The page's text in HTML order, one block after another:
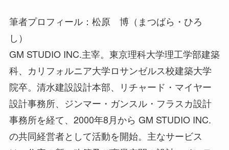
筆者プロフィール：松原 博（まつばら・ひろ
し）
GM STUDIO INC.主宰。東京理科大学理工学部建築
科、カリフォルニア大学ロサンゼルス校建築大学
院卒。清水建設設計本部、リチャード・マイヤー
設計事務所、ジンマー・ガンスル・フラスカ設計
事務所を経て、2000年8月から GM STUDIO INC.
の共同経営者として活動を開始。主なサービス